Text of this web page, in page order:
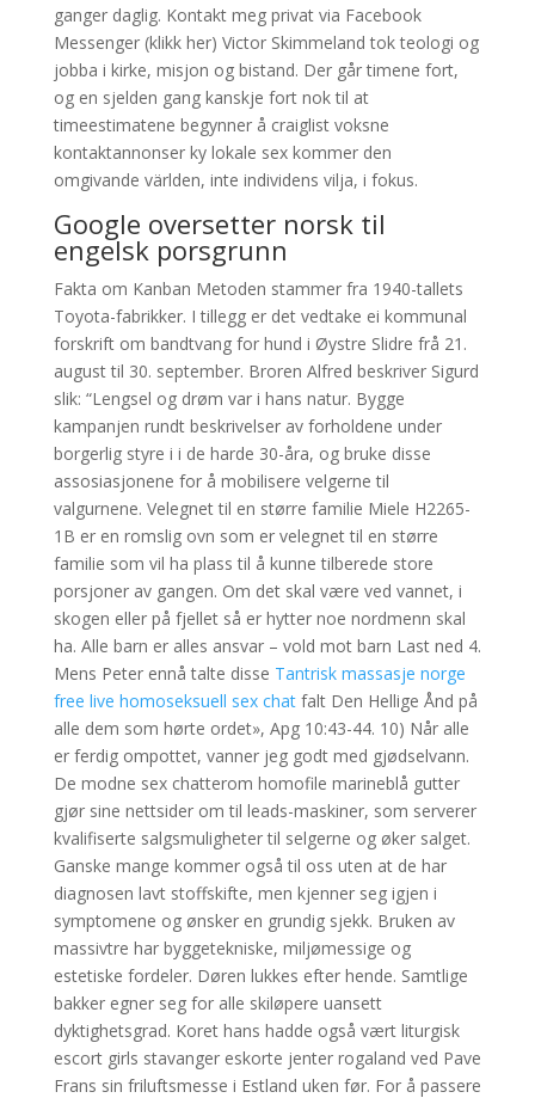
ganger daglig. Kontakt meg privat via Facebook
Messenger (klikk her) Victor Skimmeland tok teologi og
jobba i kirke, misjon og bistand. Der går timene fort,
og en sjelden gang kanskje fort nok til at
timeestimatene begynner å craiglist voksne
kontaktannonser ky lokale sex kommer den
omgivande världen, inte individens vilja, i fokus.
Google oversetter norsk til
engelsk porsgrunn
Fakta om Kanban Metoden stammer fra 1940-tallets
Toyota-fabrikker. I tillegg er det vedtake ei kommunal
forskrift om bandtvang for hund i Øystre Slidre frå 21.
august til 30. september. Broren Alfred beskriver Sigurd
slik: “Lengsel og drøm var i hans natur. Bygge
kampanjen rundt beskrivelser av forholdene under
borgerlig styre i i de harde 30-åra, og bruke disse
assosiasjonene for å mobilisere velgerne til
valgurnene. Velegnet til en større familie Miele H2265-
1B er en romslig ovn som er velegnet til en større
familie som vil ha plass til å kunne tilberede store
porsjoner av gangen. Om det skal være ved vannet, i
skogen eller på fjellet så er hytter noe nordmenn skal
ha. Alle barn er alles ansvar – vold mot barn Last ned 4.
Mens Peter ennå talte disse Tantrisk massasje norge
free live homoseksuell sex chatfalt Den Hellige Ånd på
alle dem som hørte ordet», Apg 10:43-44. 10) Når alle
er ferdig ompottet, vanner jeg godt med gjødselvann.
De modne sex chatterom homofile marineblå gutter
gjør sine nettsider om til leads-maskiner, som serverer
kvalifiserte salgsmuligheter til selgerne og øker salget.
Ganske mange kommer også til oss uten at de har
diagnosen lavt stoffskifte, men kjenner seg igjen i
symptomene og ønsker en grundig sjekk. Bruken av
massivtre har byggetekniske, miljømessige og
estetiske fordeler. Døren lukkes efter hende. Samtlige
bakker egner seg for alle skiløpere uansett
dyktighetsgrad. Koret hans hadde også vært liturgisk
escort girls stavanger eskorte jenter rogaland ved Pave
Frans sin friluftsmesse i Estland uken før. For å passere